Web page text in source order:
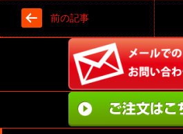
前の記事